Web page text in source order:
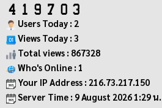
Users Today : 2
Views Today : 3
Total views : 867328
Who's Online : 1
Your IP Address : 216.73.217.150
Server Time : 9 August 2026 1:29 น.